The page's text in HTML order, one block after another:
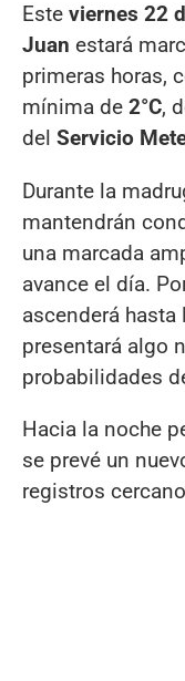
Este viernes 22
Juan estará
primeras horas,
mínima de 2°C,
del Servicio
Durante la
mantendrán
una marcada
avance el día.
ascenderá hasta
presentará algo
probabilidades
Hacia la noche
se prevé un
registros